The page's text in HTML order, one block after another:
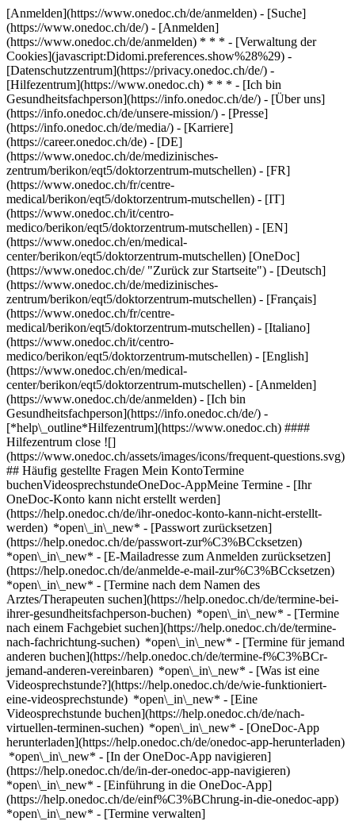
[Anmelden](https://www.onedoc.ch/de/anmelden) - [Suche]
(https://www.onedoc.ch/de/) - [Anmelden]
(https://www.onedoc.ch/de/anmelden) * * * - [Verwaltung der
Cookies](javascript:Didomi.preferences.show%28%29) -
[Datenschutzzentrum](https://privacy.onedoc.ch/de/) -
[Hilfezentrum](https://www.onedoc.ch) * * * - [Ich bin
Gesundheitsfachperson](https://info.onedoc.ch/de/) - [Über uns]
(https://info.onedoc.ch/de/unsere-mission/) - [Presse]
(https://info.onedoc.ch/de/media/) - [Karriere]
(https://career.onedoc.ch/de) - [DE]
(https://www.onedoc.ch/de/medizinisches-
zentrum/berikon/eqt5/doktorzentrum-mutschellen) - [FR]
(https://www.onedoc.ch/fr/centre-
medical/berikon/eqt5/doktorzentrum-mutschellen) - [IT]
(https://www.onedoc.ch/it/centro-
medico/berikon/eqt5/doktorzentrum-mutschellen) - [EN]
(https://www.onedoc.ch/en/medical-
center/berikon/eqt5/doktorzentrum-mutschellen) [OneDoc]
(https://www.onedoc.ch/de/ "Zurück zur Startseite") - [Deutsch]
(https://www.onedoc.ch/de/medizinisches-
zentrum/berikon/eqt5/doktorzentrum-mutschellen) - [Français]
(https://www.onedoc.ch/fr/centre-
medical/berikon/eqt5/doktorzentrum-mutschellen) - [Italiano]
(https://www.onedoc.ch/it/centro-
medico/berikon/eqt5/doktorzentrum-mutschellen) - [English]
(https://www.onedoc.ch/en/medical-
center/berikon/eqt5/doktorzentrum-mutschellen) - [Anmelden]
(https://www.onedoc.ch/de/anmelden) - [Ich bin
Gesundheitsfachperson](https://info.onedoc.ch/de/) -
[*help\_outline*Hilfezentrum](https://www.onedoc.ch) ####
Hilfezentrum close ![]
(https://www.onedoc.ch/assets/images/icons/frequent-questions.svg)
## Häufig gestellte Fragen Mein KontoTermine
buchenVideosprechstundeOneDoc-AppMeine Termine - [Ihr
OneDoc-Konto kann nicht erstellt werden]
(https://help.onedoc.ch/de/ihr-onedoc-konto-kann-nicht-erstellt-
werden) *open\_in\_new* - [Passwort zurücksetzen]
(https://help.onedoc.ch/de/passwort-zur%C3%BCcksetzen)
*open\_in\_new* - [E-Mailadresse zum Anmelden zurücksetzen]
(https://help.onedoc.ch/de/anmelde-e-mail-zur%C3%BCcksetzen)
*open\_in\_new* - [Termine nach dem Namen des
Arztes/Therapeuten suchen](https://help.onedoc.ch/de/termine-bei-
ihrer-gesundheitsfachperson-buchen) *open\_in\_new* - [Termine
nach einem Fachgebiet suchen](https://help.onedoc.ch/de/termine-
nach-fachrichtung-suchen) *open\_in\_new* - [Termine für jemand
anderen buchen](https://help.onedoc.ch/de/termine-f%C3%BCr-
jemand-anderen-vereinbaren) *open\_in\_new* - [Was ist eine
Videosprechstunde?](https://help.onedoc.ch/de/wie-funktioniert-
eine-videosprechstunde) *open\_in\_new* - [Eine
Videosprechstunde buchen](https://help.onedoc.ch/de/nach-
virtuellen-terminen-suchen) *open\_in\_new* - [OneDoc-App
herunterladen](https://help.onedoc.ch/de/onedoc-app-herunterladen)
*open\_in\_new* - [In der OneDoc-App navigieren]
(https://help.onedoc.ch/de/in-der-onedoc-app-navigieren)
*open\_in\_new* - [Einführung in die OneDoc-App]
(https://help.onedoc.ch/de/einf%C3%BChrung-in-die-onedoc-app)
*open\_in\_new* - [Termine verwalten](https://help.onedoc.ch/de/termine-verwalten) *open\_in\_new* - [Termine absagen](https://help.onedoc.ch/de/online-gebuchte-termine-absagen) *open\_in\_new* - [Ich erhalte keine Terminbestätigung](https://help.onedoc.ch/de/ich-erhalte-keine-terminbest%C3%A4tigung) *open\_in\_new* [Alle unsere Artikel anzeigen *open\_in\_new*](https://help.onedoc.ch/de/) # Doktorzentrum Mutschellen ![Abzeichen, das ein verifiziertes Profil kennzeichnet](https://www.onedoc.ch/assets/images/icons/checkmark.svg) ## Medizinisches Zentrum Karte Vorstellung Team ![Patient mit Pluszeichen, der anzeigt, dass neue Patienten angenommen werden](https://www.onedoc.ch/assets/images/icons/new-patients.svg) ### Zugelassene Patienten Doktorzentrum Mutschellen akzeptiert neue Patienten ![Aktenkoffer-Symbol, das die Fachgebiete der Fachperson ank\u00fcndigt](https://www.onedoc.ch/assets/images/icons/specialties.svg) ### Fachrichtungen Allgemeine Innere Medizin Gynäkologie und Geburtshilfe Kardiologie Leistungen MPA Venenheilkunde [*arrow\_drop\_down*Mehr anzeigen](https://www.onedoc.ch) ![Mikroskop-Symbol, das die Expertisen der Fachperson ank\u00fcndigt](https://www.onedoc.ch/assets/images/icons/expertises.svg) ### Expertisen Abdomensonografie | Ultraschall des Bauches Arrhythmie Ausmessen von Kompressionsstrümpfen Beckenbodenrehabilitation | Postpartale Rehabilitation | Urogenitale Rehabilitation Echokardiografie | Herzultraschall Eierstockkrebs | Ovarialkarzinom Elektrokardiogramm (EKG) Endometriose Ergometrie | Belastungstest | Leistungstest Familienplanung Geburt Geburtsvorbereitung Gefässultraschall | Duplexsonographie | Gefässdoppler Herz-Kreislauf-Prävention | CardioCheck Herzinsuffizienz | Herzschwäche Hormonanalyse Impfberatung Infusionstherapie | Drip spa Langzeit-Blutdruck | 24h Blutdruckmessung Präoperative Untersuchung Röntgen Schrittmacherkontrolle | ICD-Kontrollen Schwangerschaftsultraschall Schwangerschaftsvorsorge | Schwangerschaftsuntersuchung Spirale | Spiraleinlage | Intrauterinpessar (IUP) Spirometrie | Lungenfunktionstest | Lungenfunktionsprüfung | Lufu Thrombose | Tiefe Venenthrombose (TVT) Venenentzündung | Phlebitis Verhütung Verkehrsmedizinische Kontrolluntersuchung STUFE 1 Verkehrsmedizinische Kontrolluntersuchung STUFE 2 Vorsorgeuntersuchung Brustkrebs Vorsorgeuntersuchung | Check up [*arrow\_drop\_down*Mehr anzeigen](https://www.onedoc.ch) ![Standortmarker, der Karte und Zugangsinformationen zur Praxis anzeigt](https://www.onedoc.ch/assets/images/icons/map.svg) ### Karte und Anreiseinformationen #### Doktorzentrum Mutschellen Corneliastrasse 6 8965 Berikon #### Öffnungszeiten Derzeit geschlossen - Öffnet am Samstag um 08:00 *expand\_more* Montag: 07:00 - 18:00 Dienstag: 07:00 - 18:00 Mittwoch: 07:00 - 18:00 Donnerstag: 07:00 - 18:00 Freitag: 07:00 - 18:00 Samstag: 08:00 - 11:00 Sonntag: Geschlossen #### Website [Zur Website *open\_in\_new*](https://doktorzentrum-mutschellen.ch/) ![Dokument-Symbol, das die Vorstellung der Praxis ankündigt](https://www.onedoc.ch/assets/images/icons/presentation.svg) ### Vorstellung der Einrichtung ## Hausarztmedizin Unsere Allgemeinmediziner/innen und Internist/innen bieten umfassende medizinische Versorgung – von der Vorsorge bis zur Behandlung chronischer Erkrankungen. Wir legen Wert auf eine ganzheitliche Betrachtung Ihrer Gesundheit. __Digitales Röntgen__ Präzise Diagnosen mit modernster Technologie – unser digitales Röntgen minimiert Strahlenbelastung und maximiert Klarheit. __Labor__ Schnelle und zuverlässige Ergebnisse direkt vor Ort – unser Labor bietet ein umfangreiches Spektrum an Diagnostik für Ihre Gesundheit. __Elektrokardiogramm__ Herzgesundheit auf den Punkt gebracht – mit unserem Elektrokardiogramm (EKG) für eine präzise Überwachung und Diagnose. __Lungenfunktionstest__ Atmen Sie durch – unser Lungenfunktionstest evaluiert effektiv Ihre Atemwege und Lungenkapazität für optimale Behandlungsstrategien. __Check up__ Vorsorge, die Leben rettet – unser umfassender Check-up identifiziert frühzeitig Risiken und schützt Ihre Gesundheit langfristig. __Vorsorgeuntersuchungen__ Ein Schritt voraus für Ihre Gesundheit – individuell abgestimmte Vorsorgeuntersuchungen für präventive Gesundheitsfürsorge. __Untersuchungen Strassenverkehrsamt__ Sicher am Steuer - Einige Hausärzte/innen verfügen über die Zusatzausbildungen und bieten die vorgeschriebenen periodischen Kontrolluntersuchungen fürs Strassenverkehrsamt für die Kategorien I + II an. __Impfberatung__ Schutz durch Prävention – in unserer Impfberatung erhalten Sie individuelle Empfehlungen für notwendige und sinnvolle Impfungen. __Präoperative Abklärungen__ Gründlich vorbereitet in den Operationssaal – unsere präoperative Abklärungen stellen sicher, dass Sie bestens für Ihren Eingriff gerüstet sind. __Kleinchirurgie__ Minimalinvasive Eingriffe mit maximaler Sorgfalt – unsere Kleinchirurgie bietet schnelle Lösungen für kleinere chirurgische Anliegen. __Infusionen__ Effektive Behandlung direkt ins Blut – unsere Infusionstherapien unterstützen Ihre Genesung mit wichtigen Medikamenten und Nährstoffen. __Notfallkonsultationen__ Schnelle Hilfe, wenn jede Sekunde zählt – unsere Notfallkonsultationen bieten sofortige medizinische Versorgung in akuten Situationen. __Diagnostischer Ultraschall__ Einblick mit Präzision – unser diagnostischer Ultraschall deckt mit modernster Bildgebung das Innere Ihres Körpers auf. [*arrow\_drop\_down*Mehr anzeigen](https://www.onedoc.ch) [](https://assets.onedoc.ch/images/entities/bbf962a2e065640258ef6bcbed7100b350bdc48d4f032653a6c7420baded5594.png)[![Doktorzentrum Mutschellen, Medizinisches Zentrum in Berikon](https://assets.onedoc.ch/images/entities/5da10b6d9f89753e8f4113e021ec4ba6e1c0a6221704a112040a28873bb66680-small.jpg "Doktorzentrum Mutschellen, Medizinisches Zentrum in Berikon")](https://assets.onedoc.ch/images/entities/5da10b6d9f89753e8f4113e021ec4ba6e1c0a6221704a112040a28873bb66680.jpg)[![Doktorzentrum Mutschellen, Medizinisches Zentrum in Berikon](https://assets.onedoc.ch/images/entities/7f9a1f337de18334b89c391dbb7ecd7dc9c361c2bd46942ea886684723ee239c-small.jpg "Doktorzentrum Mutschellen, Medizinisches Zentrum in Berikon")](https://assets.onedoc.ch/images/entities/7f9a1f337de18334b89c391dbb7ecd7dc9c361c2bd46942ea886684723ee239c.jpg)[![Doktorzentrum Mutschellen, Medizinisches Zentrum in Berikon](https://assets.onedoc.ch/images/entities/30109c4e5eb81a35b936a9bb0714706d25f534917c56be08eda7ef1d0381df86-small.jpg "Doktorzentrum Mutschellen, Medizinisches Zentrum in Berikon")](https://assets.onedoc.ch/images/entities/30109c4e5eb81a35b936a9bb0714706d25f534917c56be08eda7ef1d0381df86.jpg)[![Doktorzentrum Mutschellen, Medizinisches Zentrum in Berikon](https://assets.onedoc.ch/images/entities/51ddd73d0d7acab9985cdf4b695126aa365b7f88dceff813e4d21fdafc61241e-small.jpg "Doktorzentrum Mutschellen, Medizinisches Zentrum in Berikon")](https://assets.onedoc.ch/images/entities/51ddd73d0d7acab9985cdf4b695126aa365b7f88dceff813e4d21fdafc61241e.jpg)[![Doktorzentrum Mutschellen, Medizinisches Zentrum in Berikon](https://assets.onedoc.ch/images/entities/5379d3dd99d0bee41689d900bc958e8c93b52a13812fbb675c9ab898aaaa13b2-small.jpg "Doktorzentrum Mutschellen, Medizinisches Zentrum in Berikon")](https://assets.onedoc.ch/images/entities/5379d3dd99d0bee41689d900bc958e8c93b52a13812fbb675c9ab898aaaa13b2.jpg)[![Doktorzentrum Mutschellen, Medizinisches Zentrum in Berikon](https://assets.onedoc.ch/images/entities/307812136d152c3cc32a6d966dbda03884f55f368ca22a91c939e17cc5e2d34d-small.jpg "Doktorzentrum Mutschellen, Medizinisches Zentrum in Berikon")](https://assets.onedoc.ch/images/entities/307812136d152c3cc32a6d966dbda03884f55f368ca22a91c939e17cc5e2d34d.jpg)[![Doktorzentrum Mutschellen, Medizinisches Zentrum in Berikon](https://assets.onedoc.ch/images/entities/38e9a6bb18e820868b381d373a17989e3081bd1f5c6bd3481422a3bd62136385-small.jpg "Doktorzentrum Mutschellen, Medizinisches Zentrum in Berikon")](https://assets.onedoc.ch/images/entities/38e9a6bb18e820868b381d373a17989e3081bd1f5c6bd3481422a3bd62136385.jpg) ![Personengruppe-Symbol, das die Liste der in der Praxis tätigen Fachpersonen ankündigt](https://www.onedoc.ch/assets/images/icons/team.svg) ### Team Fachärzte für Allgemeine Innere Medizin [![Marta Casal, Fachärztin für Allgemeine Innere Medizin in Berikon](https://assets.onedoc.ch/images/users/fab2b43e20367c8d87cad4130bf424a5e86afbff4a64bd129ecab590dcc24e05-small.jpg "Marta Casal, Fachärztin für Allgemeine Innere Medizin in Berikon") \ __Dr. med. Marta Casal__](https://www.onedoc.ch/de/facharztin-fur-allgemeine-innere-medizin/berikon/pc1pp/dr-med-marta-casal) [![Marie Coutelou, Fachärztin für Allgemeine Innere Medizin in Berikon](https://assets.onedoc.ch/images/users/e8106f9bb858d6985b31e2194d59bfa4abdb6a5e5d4168b1044e7c8abb1af169-small.jpg "Marie Coutelou, Fachärztin für Allgemeine Innere Medizin in Berikon") \ __Dr. med. Marie Coutelou__](https://www.onedoc.ch/de/facharztin-fur-allgemeine-innere-medizin/berikon/pc1po/dr-med-marie-coutelou) [![Christian Ebnöther, Facharzt für Allgemeine Innere Medizin in Berikon](https://assets.onedoc.ch/images/users/7df0844e0683f51742487ac5d99aed96399405233054169209a7961b790c5dc8-small.jpg "Christian Ebnöther, Facharzt für Allgemeine Innere Medizin in Berikon") \ __Dr. med. Christian Ebnöther__](https://www.onedoc.ch/de/facharzt-fur-allgemeine-innere-medizin/berikon/pc1ph/dr-med-christian-ebnother) [![Kathleen Fehr, Fachärztin für Allgemeine Innere Medizin in Berikon](https://assets.onedoc.ch/images/users/abff2cca03990439e2e2cbece2dc3f8d7e33ecc4f420a7cc5dba2dfa4583e64e-small.jpg "Kathleen Fehr, Fachärztin für Allgemeine Innere Medizin in Berikon") \ __Dr. med. Kathleen Fehr__](https://www.onedoc.ch/de/facharztin-fur-allgemeine-innere-medizin/berikon/pc1pm/dr-med-kathleen-fehr) [![Alex Gysi, Facharzt für Allgemeine Innere Medizin in Berikon](http